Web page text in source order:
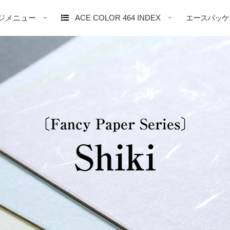
メニュー ACE COLOR 464 INDEX エースパッ
〔Fancy Paper Series〕
Shiki